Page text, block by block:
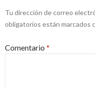
Tu dirección de correo
obligatorios están marcados
Comentario *